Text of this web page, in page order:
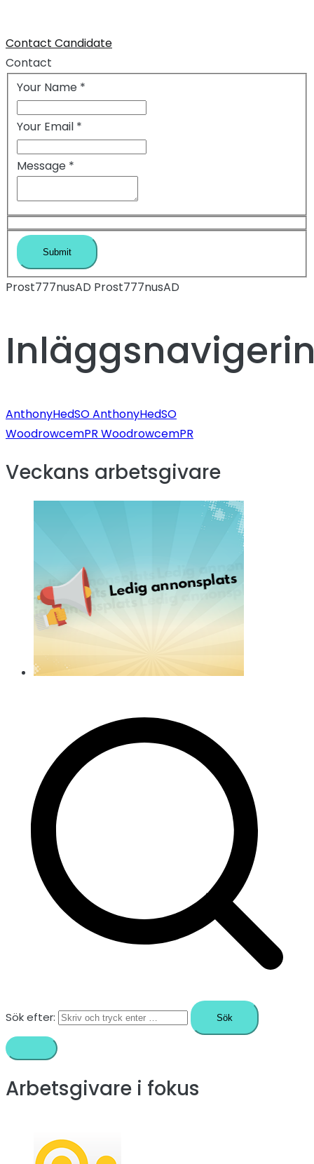
Contact Candidate
Contact
Your Name *
Your Email *
Message *
Prost777nusAD Prost777nusAD
AnthonyHedSO AnthonyHedSO
WoodrowcemPR WoodrowcemPR
Veckans arbetsgivare
Sök efter:
Arbetsgivare i fokus